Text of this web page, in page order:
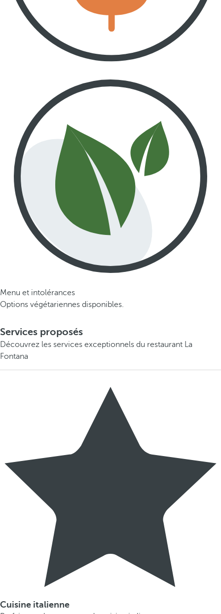
Menu et intolérances
Options végétariennes disponibles.
Services proposés
Découvrez les services exceptionnels du restaurant La
Fontana
Cuisine italienne